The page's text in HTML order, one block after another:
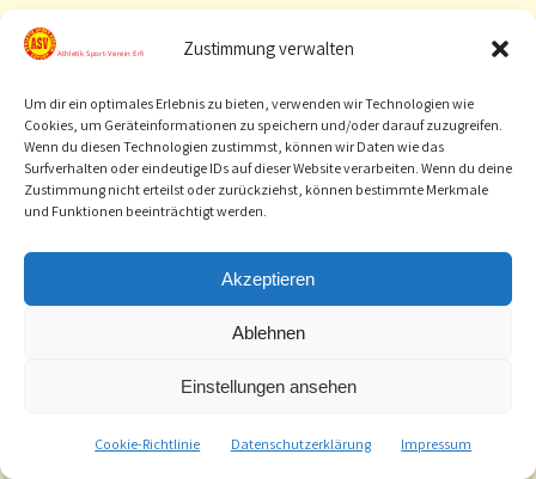
Zustimmung verwalten
Um dir ein optimales Erlebnis zu bieten, verwenden wir Technologien wie
Cookies, um Geräteinformationen zu speichern und/oder darauf zuzugreifen.
Wenn du diesen Technologien zustimmst, können wir Daten wie das
Surfverhalten oder eindeutige IDs auf dieser Website verarbeiten. Wenn du deine
Zustimmung nicht erteilst oder zurückziehst, können bestimmte Merkmale
und Funktionen beeinträchtigt werden.
Akzeptieren
Ablehnen
Einstellungen ansehen
Cookie-Richtlinie Datenschutzerklärung Impressum